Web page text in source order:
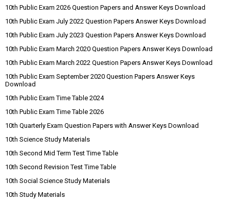
10th Public Exam 2026 Question Papers and Answer Keys Download
10th Public Exam July 2022 Question Papers Answer Keys Download
10th Public Exam July 2023 Question Papers Answer Keys Download
10th Public Exam March 2020 Question Papers Answer Keys Download
10th Public Exam March 2022 Question Papers Answer Keys Download
10th Public Exam September 2020 Question Papers Answer Keys
Download
10th Public Exam Time Table 2024
10th Public Exam Time Table 2026
10th Quarterly Exam Question Papers with Answer Keys Download
10th Science Study Materials
10th Second Mid Term Test Time Table
10th Second Revision Test Time Table
10th Social Science Study Materials
10th Study Materials